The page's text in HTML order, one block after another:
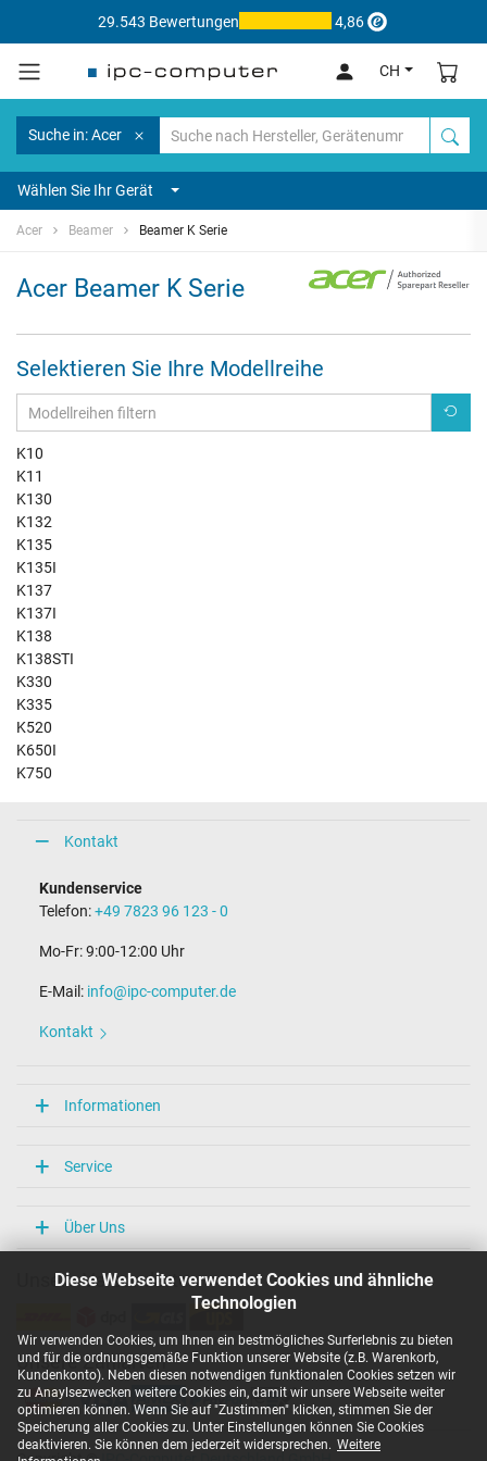
Diese Webseite verwendet Cookies und ähnliche
Technologien
Wir verwenden Cookies, um Ihnen ein bestmögliches Surferlebnis zu bieten
und für die ordnungsgemäße Funktion unserer Website (z.B. Warenkorb,
Kundenkonto). Neben diesen notwendigen funktionalen Cookies setzen wir
zu Anaylsezwecken weitere Cookies ein, damit wir unsere Webseite weiter
optimieren können. Wenn Sie auf "Zustimmen" klicken, stimmen Sie der
Speicherung aller Cookies zu. Unter Einstellungen können Sie Cookies
deaktivieren. Sie können dem jederzeit widersprechen. Weitere
29.543 Bewertungen 4,86
CH
Suche in: Acer
Wählen Sie Ihr Gerät
Acer Beamer Beamer K Serie
Acer Beamer K Serie
Selektieren Sie Ihre Modellreihe
K10
K11
K130
K132
K135
K135I
K137
K137I
K138
K138STI
K330
K335
K520
K650I
K750
Kontakt
Kundenservice
Telefon:+49 7823 96 123 - 0
Mo-Fr: 9:00-12:00 Uhr
E-Mail: info@ipc-computer.de
Kontakt
Informationen
Service
Über Uns
Unsere Versandarten
Unsere Zahlarten